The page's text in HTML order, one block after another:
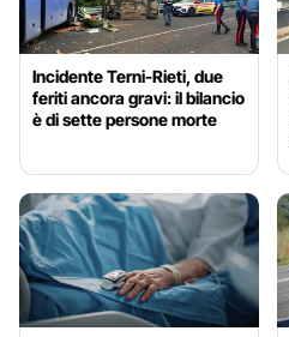
Incidente Terni-Rieti, due
feriti ancora gravi: il bilancio
è di sette persone morte